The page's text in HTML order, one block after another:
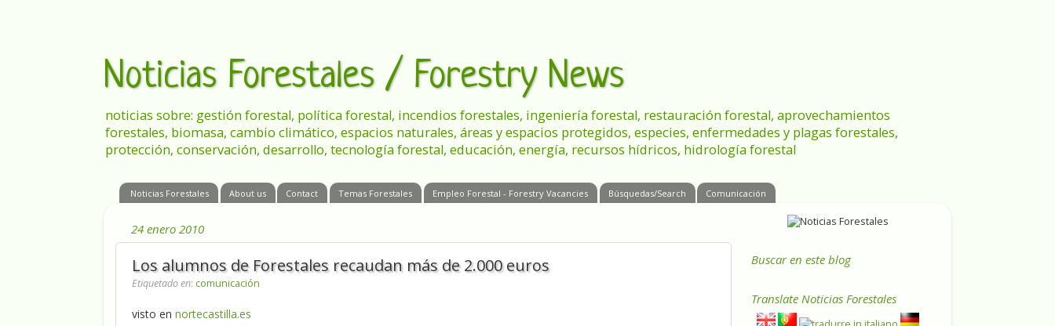
Noticias Forestales / Forestry News
noticias sobre: gestión forestal, política forestal, incendios forestales, ingeniería forestal, restauración forestal, aprovechamientos
forestales, biomasa, cambio climático, espacios naturales, áreas y espacios protegidos, especies, enfermedades y plagas forestales,
protección, conservación, desarrollo, tecnología forestal, educación, energía, recursos hídricos, hidrología forestal
Noticias Forestales About us Contact Temas Forestales Empleo Forestal - Forestry Vacancies Búsquedas/Search Comunicación
24 enero 2010
Los alumnos de Forestales recaudan más de 2.000 euros
Etiquetado en: comunicación
visto en nortecastilla.es
Buscar en este blog
Translate Noticias Forestales